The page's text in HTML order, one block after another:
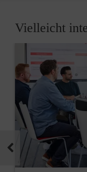
Vielleicht